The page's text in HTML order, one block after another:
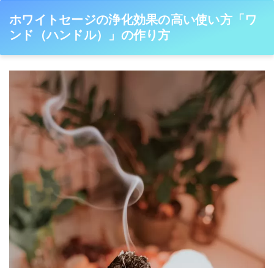
ホワイトセージの浄化効果の高い使い方「ワ
ンド（ハンドル）」の作り方